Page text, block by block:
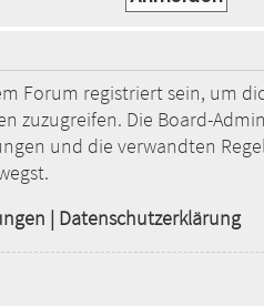
Forum registriert sein, um
zuzugreifen. Die Board-
und die verwandten
| Datenschutzerklärung